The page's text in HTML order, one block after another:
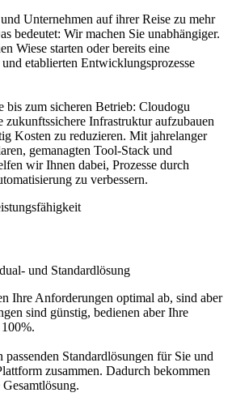
Unternehmen auf ihrer Reise zu mehr
bedeutet: Wir machen Sie unabhängiger.
Wiese starten oder bereits eine
etablierten Entwicklungsprozesse
bis zum sicheren Betrieb: Cloudogu
zukunftssichere Infrastruktur aufzubauen
Kosten zu reduzieren. Mit jahrelanger
gemanagten Tool-Stack und
wir Ihnen dabei, Prozesse durch
zu verbessern.
und Standardlösung
Ihre Anforderungen optimal ab, sind aber
sind günstig, bedienen aber Ihre
Standardlösungen für Sie und
zusammen. Dadurch bekommen